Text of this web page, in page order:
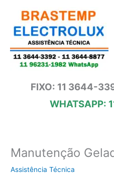
conteúdo
FIXO: 11 3644-
WHATSAPP:
Manutenção
Assistência Técnica